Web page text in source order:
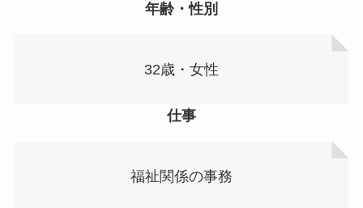
年齢・性別
32歳・女性
仕事
福祉関係の事務